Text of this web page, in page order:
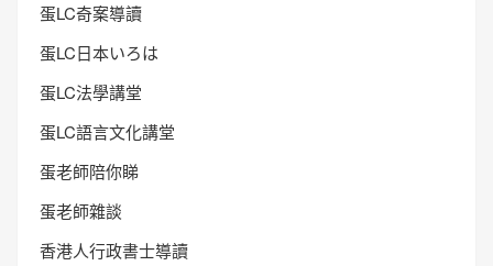
蛋LC奇案導讀
蛋LC日本いろは
蛋LC法學講堂
蛋LC語言文化講堂
蛋老師陪你睇
蛋老師雜談
香港人行政書士導讀